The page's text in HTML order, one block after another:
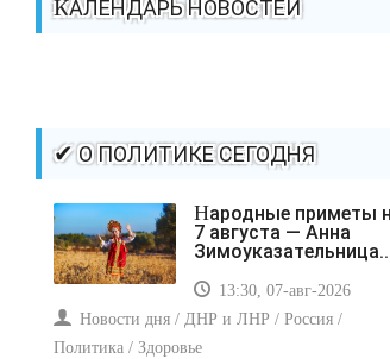
КАЛЕНДАРЬ НОВОСТЕЙ
✔ О ПОЛИТИКЕ СЕГОДНЯ
Народные приметы на
7 августа — Анна
Зимоуказательница..
13:30, 07-авг-2026
Новости дня / ДНР и ЛНР / Россия /
Политика / Здоровье